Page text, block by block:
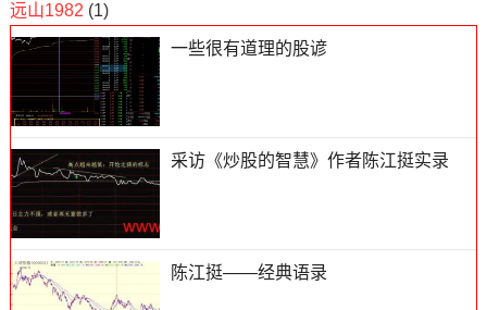
远山1982 (1)
一些很有道理的股谚
采访《炒股的智慧》作者陈江挺实录
陈江挺——经典语录